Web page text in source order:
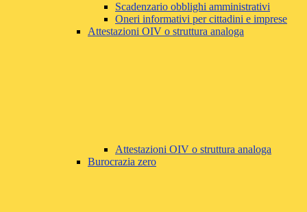
Scadenzario obblighi amministrativi
Oneri informativi per cittadini e imprese
Attestazioni OIV o struttura analoga
Attestazioni OIV o struttura analoga
Burocrazia zero